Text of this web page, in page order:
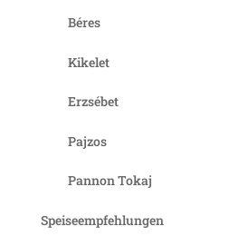
Béres
Kikelet
Erzsébet
Pajzos
Pannon Tokaj
Speiseempfehlungen